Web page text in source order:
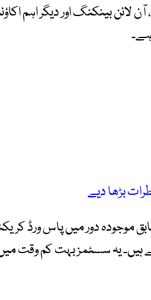
لائن بینکنگ اور دیگر اہم
بڑھا دیے
موجودہ دور میں پاس ورڈ
ہیں۔ یہ سسٹمز بہت کم وقت